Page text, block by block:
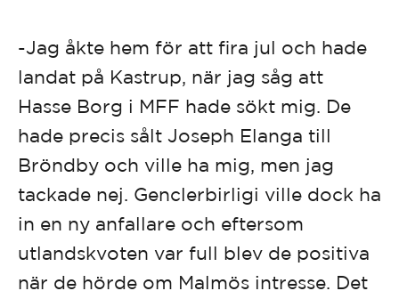
-Jag åkte hem för att fira jul och hade
landat på Kastrup, när jag såg att
Hasse Borg i MFF hade sökt mig. De
hade precis sålt Joseph Elanga till
Bröndby och ville ha mig, men jag
tackade nej. Genclerbirligi ville dock ha
in en ny anfallare och eftersom
utlandskvoten var full blev de positiva
när de hörde om Malmös intresse. Det